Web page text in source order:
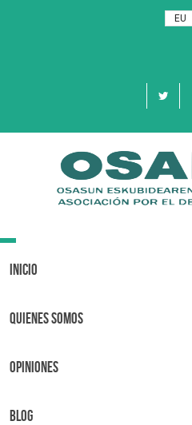
EU
Toggle
Inicio
Quienes Somos
OPINIONES
BLOG